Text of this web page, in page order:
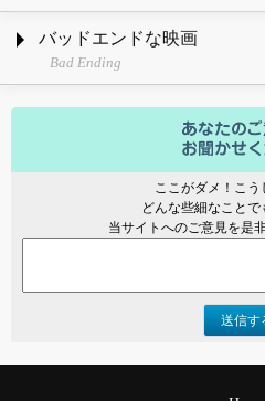
バッドエンドな映画
Bad Ending
ここがダメ！こう
どんな些細なことで
当サイトへのご意見を是
送信す